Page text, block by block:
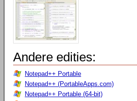
Andere edities:
Notepad++ Portable
Notepad++ (PortableApps.com)
Notepad++ Portable (64-bit)